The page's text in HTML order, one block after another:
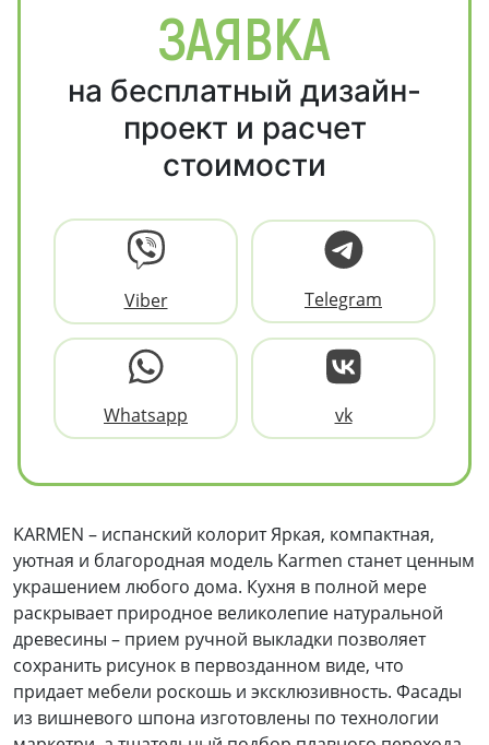
ЗАЯВКА
на бесплатный дизайн-
проект и расчет
стоимости
Viber Telegram
Whatsapp vk
KARMEN – испанский колорит Яркая, компактная,
уютная и благородная модель Karmen станет ценным
украшением любого дома. Кухня в полной мере
раскрывает природное великолепие натуральной
древесины – прием ручной выкладки позволяет
сохранить рисунок в первозданном виде, что
придает мебели роскошь и эксклюзивность. Фасады
из вишневого шпона изготовлены по технологии